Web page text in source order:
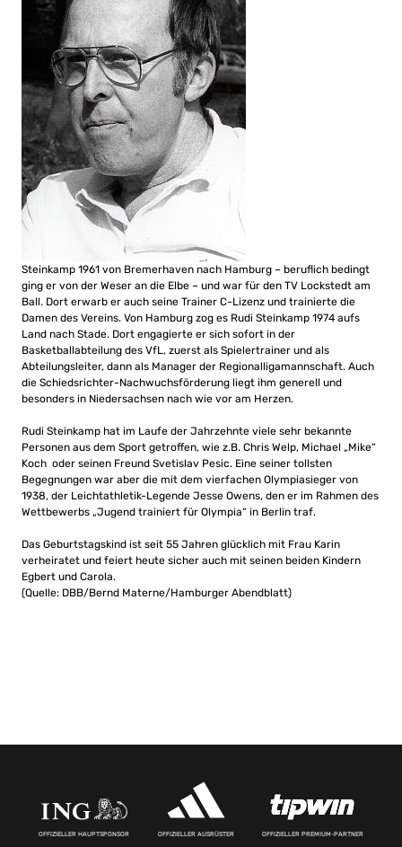
Steinkamp 1961 von Bremerhaven nach Hamburg – beruflich bedingt
ging er von der Weser an die Elbe – und war für den TV Lockstedt am
Ball. Dort erwarb er auch seine Trainer C-Lizenz und trainierte die
Damen des Vereins. Von Hamburg zog es Rudi Steinkamp 1974 aufs
Land nach Stade. Dort engagierte er sich sofort in der
Basketballabteilung des VfL, zuerst als Spielertrainer und als
Abteilungsleiter, dann als Manager der Regionalligamannschaft. Auch
die Schiedsrichter-Nachwuchsförderung liegt ihm generell und
besonders in Niedersachsen nach wie vor am Herzen.
Rudi Steinkamp hat im Laufe der Jahrzehnte viele sehr bekannte
Personen aus dem Sport getroffen, wie z.B. Chris Welp, Michael „Mike“
Koch oder seinen Freund Svetislav Pesic. Eine seiner tollsten
Begegnungen war aber die mit dem vierfachen Olympiasieger von
1938, der Leichtathletik-Legende Jesse Owens, den er im Rahmen des
Wettbewerbs „Jugend trainiert für Olympia“ in Berlin traf.
Das Geburtstagskind ist seit 55 Jahren glücklich mit Frau Karin
verheiratet und feiert heute sicher auch mit seinen beiden Kindern
Egbert und Carola.
(Quelle: DBB/Bernd Materne/Hamburger Abendblatt)
OFFIZIELLER HAUPTSPONSOR OFFIZIELLER AUSRÜSTER OFFIZIELLER PREMIUM-PARTNER